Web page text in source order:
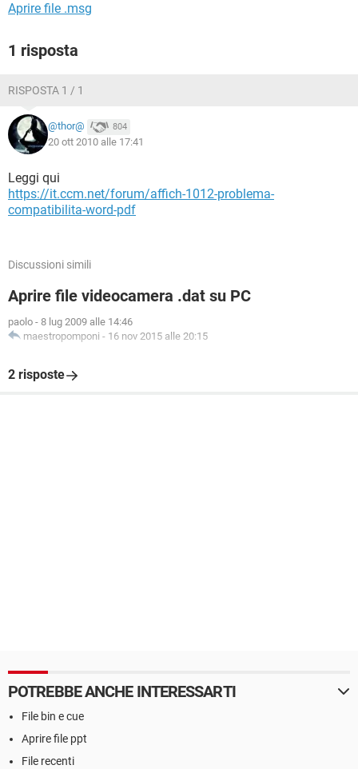
Aprire file .msg
1 risposta
RISPOSTA 1 / 1
@thor@ 804
20 ott 2010 alle 17:41
Leggi qui
https://it.ccm.net/forum/affich-1012-problema-
compatibilita-word-pdf
Discussioni simili
Aprire file videocamera .dat su PC
paolo - 8 lug 2009 alle 14:46
maestropomponi - 16 nov 2015 alle 20:15
2 risposte
POTREBBE ANCHE INTERESSARTI
File bin e cue
Aprire file ppt
File recenti